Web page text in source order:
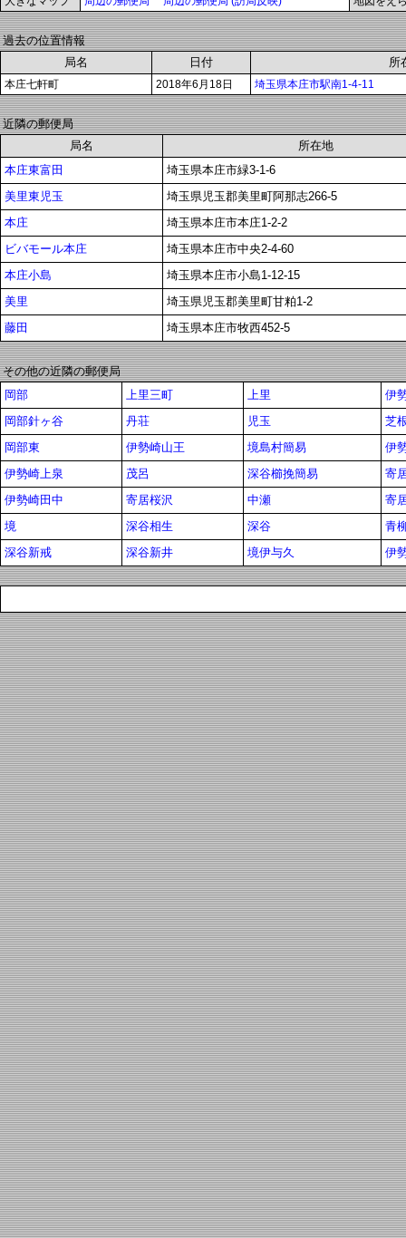
過去の位置情報
局名
日付 所
本庄七軒町 2018年6月18日 埼玉県本庄市駅南1-4-11
近隣の郵便局
局名
所在地
本庄東富田
埼玉県本庄市緑3-1-6
美里東児玉
埼玉県児玉郡美里町阿那志266-5
本庄
埼玉県本庄市本庄1-2-2
ビバモール本庄
埼玉県本庄市中央2-4-60
本庄小島
埼玉県本庄市小島1-12-15
美里
埼玉県児玉郡美里町甘粕1-2
藤田
埼玉県本庄市牧西452-5
その他の近隣の郵便局
岡部
上里三町 上里
伊
岡部針ヶ谷
丹荘 児玉
芝
岡部東
伊勢崎山王 境島村簡易
伊
伊勢崎上泉
茂呂 深谷櫛挽簡易
寄
伊勢崎田中
寄居桜沢 中瀬
寄
境
深谷相生 深谷
青
深谷新戒
深谷新井 境伊与久 伊